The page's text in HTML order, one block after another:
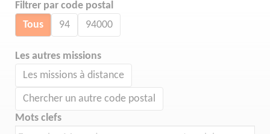
Filtrer par code postal
Tous 94 94000
Les autres missions
Les missions à distance
Chercher un autre code postal
Mots clefs